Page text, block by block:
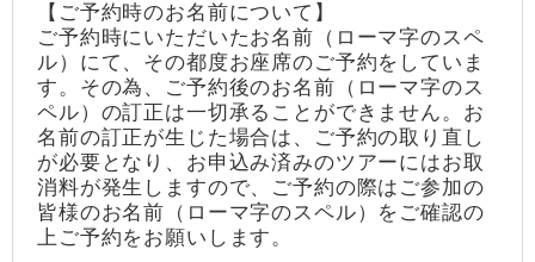
【ご予約時のお名前について】
ご予約時にいただいたお名前（ローマ字のスペ
ル）にて、その都度お座席のご予約をしていま
す。その為、ご予約後のお名前（ローマ字のス
ペル）の訂正は一切承ることができません。お
名前の訂正が生じた場合は、ご予約の取り直し
が必要となり、お申込み済みのツアーにはお取
消料が発生しますので、ご予約の際はご参加の
皆様のお名前（ローマ字のスペル）をご確認の
上ご予約をお願いします。